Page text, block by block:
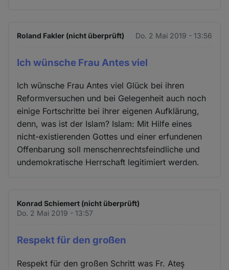
Roland Fakler (nicht überprüft) Do. 2 Mai 2019 - 13:56
Ich wünsche Frau Antes viel
Ich wünsche Frau Antes viel Glück bei ihren
Reformversuchen und bei Gelegenheit auch noch
einige Fortschritte bei ihrer eigenen Aufklärung,
denn, was ist der Islam? Islam: Mit Hilfe eines
nicht-existierenden Gottes und einer erfundenen
Offenbarung soll menschenrechtsfeindliche und
undemokratische Herrschaft legitimiert werden.
Konrad Schiemert (nicht überprüft)
Do. 2 Mai 2019 - 13:57
Respekt für den großen
Respekt für den großen Schritt was Fr. Ateş